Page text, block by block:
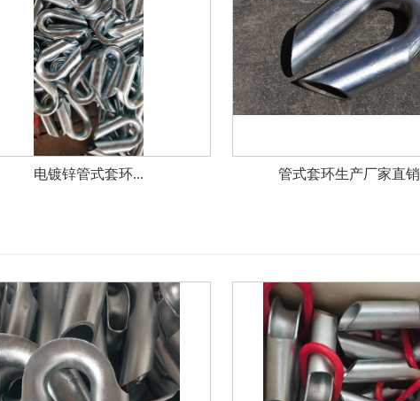
电镀锌管式套环... 管式套环生产厂家直